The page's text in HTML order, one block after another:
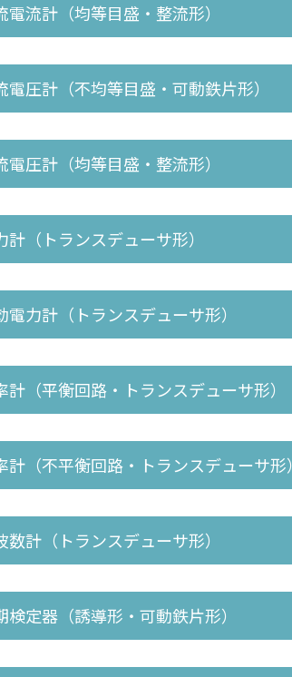
電流計（均等目盛・整流形）
電圧計（不均等目盛・可動鉄片形）
電圧計（均等目盛・整流形）
計（トランスデューサ形）
電力計（トランスデューサ形）
計（平衡回路・トランスデューサ形）
計（不平衡回路・トランスデューサ形）
数計（トランスデューサ形）
検定器（誘導形・可動鉄片形）